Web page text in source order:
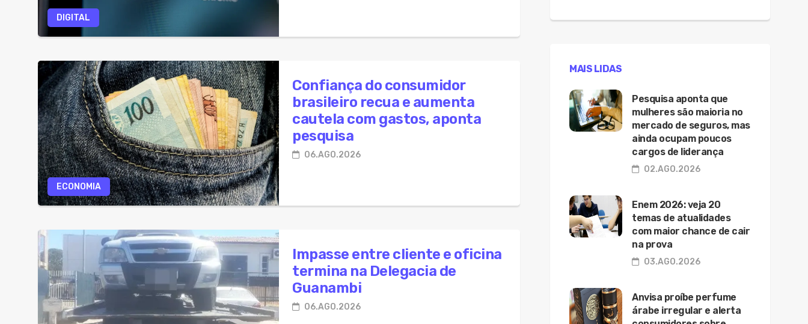
DIGITAL
ECONOMIA
Confiança do consumidor
brasileiro recua e aumenta
cautela com gastos, aponta
pesquisa
06.AGO.2026
Impasse entre cliente e oficina
termina na Delegacia de
Guanambi
06.AGO.2026
MAIS LIDAS
Pesquisa aponta que
mulheres são maioria no
mercado de seguros, mas
ainda ocupam poucos
cargos de liderança
02.AGO.2026
Enem 2026: veja 20
temas de atualidades
com maior chance de cair
na prova
03.AGO.2026
Anvisa proíbe perfume
árabe irregular e alerta